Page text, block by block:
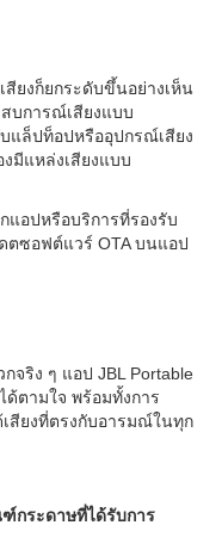
สียงก็ยกระดับขึ้นอย่างเห็น
บการณ์เสียงแบบ
บแล็ปท็อปหรืออุปกรณ์เสียง
มีแหล่งเสียงแบบ
แอปหรือบริการที่รองรับ
ตซอฟต์แวร์ OTA บนแอป
จริง ๆ แอป JBL Portable
ด้ตามใจ พร้อมทั้งการ
สียงที่ตรงกับอารมณ์ในทุก
กระดาษที่ได้รับการ